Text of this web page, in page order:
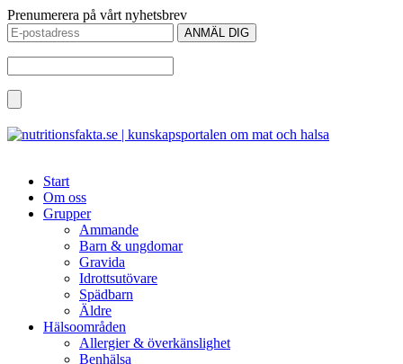
Prenumerera på vårt nyhetsbrev
Start
Om oss
Grupper
Ammande
Barn & ungdomar
Gravida
Idrottsutövare
Spädbarn
Äldre
Hälsoområden
Allergier & överkänslighet
Benhälsa